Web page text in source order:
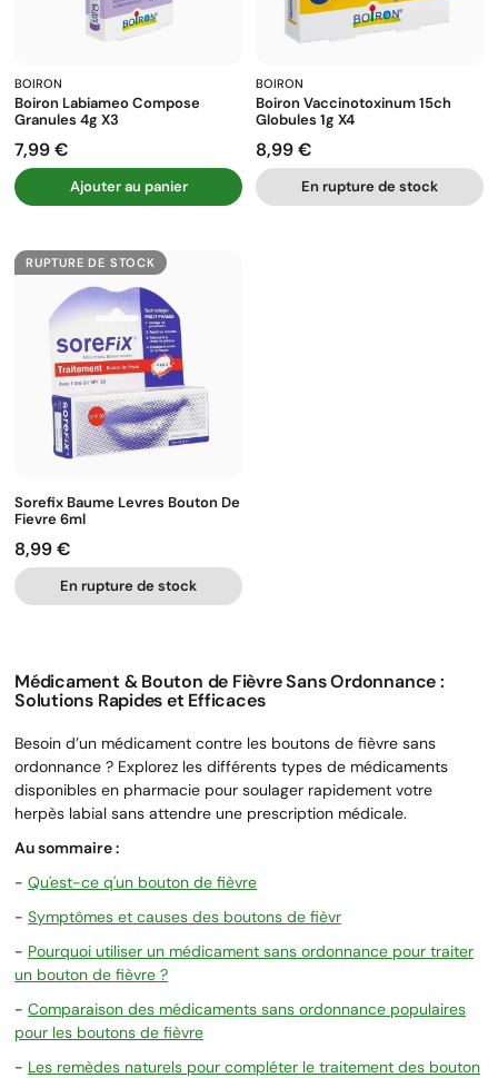
BOIRON
Boiron Labiameo Compose
Granules 4g X3
Prix
7,99 €
Ajouter au panier
BOIRON
Boiron Vaccinotoxinum 15ch
Globules 1g X4
Prix
8,99 €
En rupture de stock
RUPTURE DE STOCK
Sorefix Baume Levres Bouton De
Fievre 6ml
Prix
8,99 €
En rupture de stock
Médicament & Bouton de Fièvre Sans Ordonnance :
Solutions Rapides et Efficaces
Besoin d’un médicament contre les boutons de fièvre sans
ordonnance ? Explorez les différents types de médicaments
disponibles en pharmacie pour soulager rapidement votre
herpès labial sans attendre une prescription médicale.
Au sommaire :
- Qu'est-ce q'un bouton de fièvre
- Symptômes et causes des boutons de fièvr
- Pourquoi utiliser un médicament sans ordonnance pour traiter
un bouton de fièvre ?
- Comparaison des médicaments sans ordonnance populaires
pour les boutons de fièvre
- Les remèdes naturels pour compléter le traitement des bouton